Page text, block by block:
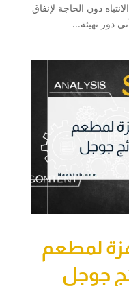
دون الحاجة لإنفاق
دور تهيئة...
لمطعم
جوجل